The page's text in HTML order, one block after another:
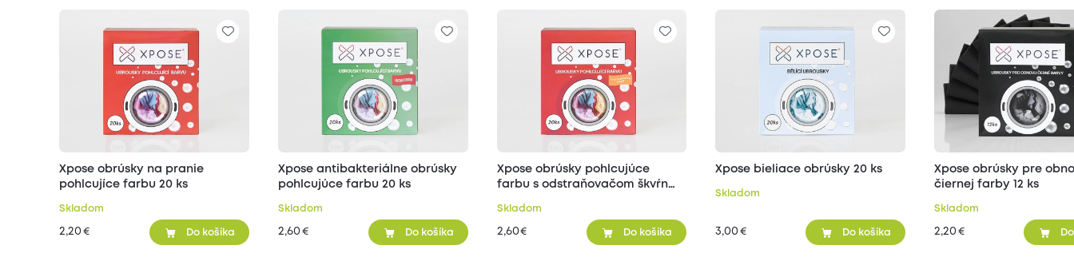
Xpose obrúsky na pranie
pohlcujíce farbu 20 ks
Skladom
2,20 € Do košíka
Xpose antibakteriálne obrúsky
pohlcujúce farbu 20 ks
Skladom
2,60 € Do košíka
Xpose obrúsky pohlcujúce
farbu s odstraňovačom škvŕn
Skladom
2,60 € Do košíka
Xpose bieliace obrúsky 20 ks
Skladom
3,00 € Do košíka
Xpose obrúsky pre
čiernej farby 12 ks
Skladom
2,20 €